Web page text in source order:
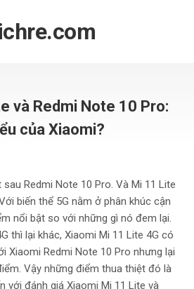
và Redmi Note 10 Pro:
của Xiaomi?
Redmi Note 10 Pro. Và Mi 11 Lite
biến thể 5G nằm ở phân khúc cận
nổi bật so với những gì nó đem lại.
thì lại khác, Xiaomi Mi 11 Lite 4G có
Xiaomi Redmi Note 10 Pro nhưng lại
Vậy những điểm thua thiệt đó là
với đánh giá Xiaomi Mi 11 Lite và